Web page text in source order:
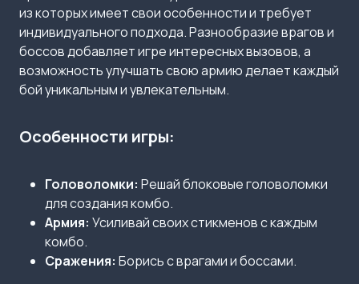
из которых имеет свои особенности и требует
индивидуального подхода. Разнообразие врагов и
боссов добавляет игре интересных вызовов, а
возможность улучшать свою армию делает каждый
бой уникальным и увлекательным.​
Особенности игры:
Головоломки: Решай блоковые головоломки
для создания комбо.
Армия: Усиливай своих стикменов с каждым
комбо.
Сражения: Борись с врагами и боссами.